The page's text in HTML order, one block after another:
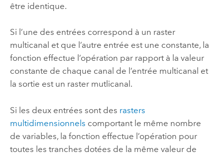
être identique.
Si l’une des entrées correspond à un raster
multicanal et que l’autre entrée est une constante, la
fonction effectue l’opération par rapport à la valeur
constante de chaque canal de l’entrée multicanal et
la sortie est un raster mutlicanal.
Si les deux entrées sont des rasters
multidimensionnels comportant le même nombre
de variables, la fonction effectue l’opération pour
toutes les tranches dotées de la même valeur de